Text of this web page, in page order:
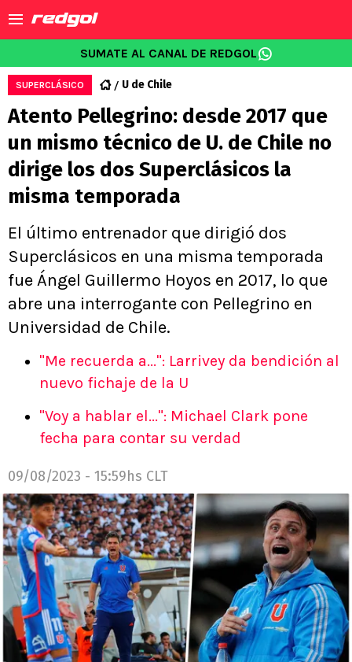
SUMATE AL CANAL DE REDGOL
SUPERCLÁSICO U de Chile
Atento Pellegrino: desde 2017 que
un mismo técnico de U. de Chile no
dirige los dos Superclásicos la
misma temporada
El último entrenador que dirigió dos
Superclásicos en una misma temporada
fue Ángel Guillermo Hoyos en 2017, lo que
abre una interrogante con Pellegrino en
Universidad de Chile.
"Me recuerda a...": Larrivey da bendición al
nuevo fichaje de la U
"Voy a hablar el...": Michael Clark pone
fecha para contar su verdad
09/08/2023 - 15:59hs CLT